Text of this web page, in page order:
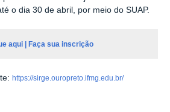
o dia 30 de abril, por meio do SUAP.
aqui | Faça sua inscrição
https://sirge.ouropreto.ifmg.edu.br/